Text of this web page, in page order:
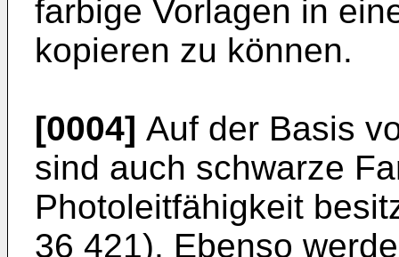
farbige Vorlagen in
kopieren zu können.
[0004] Auf der Basis
sind auch schwarze
Photoleitfähigkeit
36 421). Ebenso